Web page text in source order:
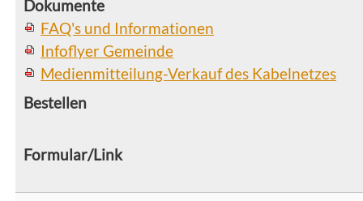
FAQ's und Informationen
Infoflyer Gemeinde
Medienmitteilung-Verkauf des Kabelnetzes